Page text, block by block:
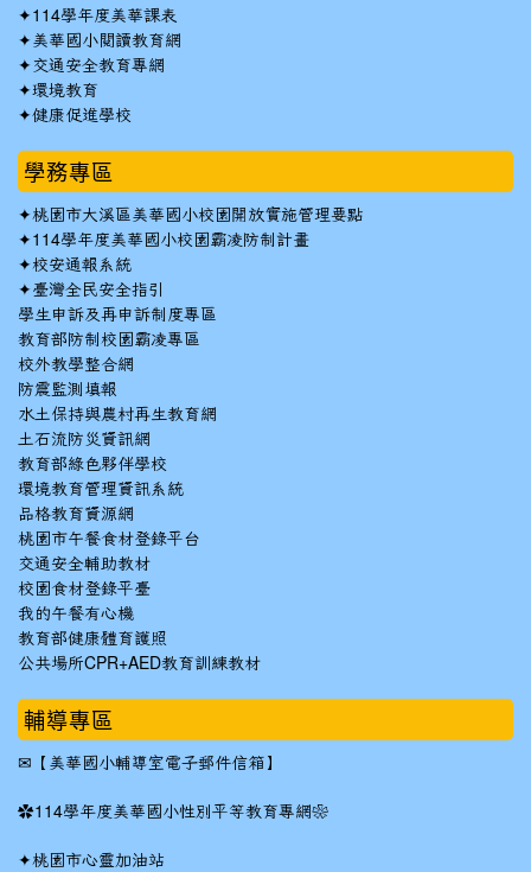
✦114學年度美華課表
✦美華國小閱讀教育網
✦ 交通安全教育專網
✦環境教育
✦健康促進學校
學務專區
✦桃園市大溪區美華國小校園開放實施管理要點
✦114學年度美華國小校園霸凌防制計畫
✦校安通報系統
✦臺灣全民安全指引
學生申訴及再申訴制度專區
教育部防制校園霸凌專區
校外教學整合網
防震監測填報
水土保持與農村再生教育網
土石流防災資訊網
教育部綠色夥伴學校
環境教育管理資訊系統
品格教育資源網
桃園市午餐食材登錄平台
交通安全輔助教材
校園食材登錄平臺
我的午餐有心機
教育部健康體育護照
公共場所CPR+AED教育訓練教材
輔導專區
✉ 【美華國小輔導室電子郵件信箱】
✿114學年度美華國小性別平等教育專網❀
✦桃園市心靈加油站